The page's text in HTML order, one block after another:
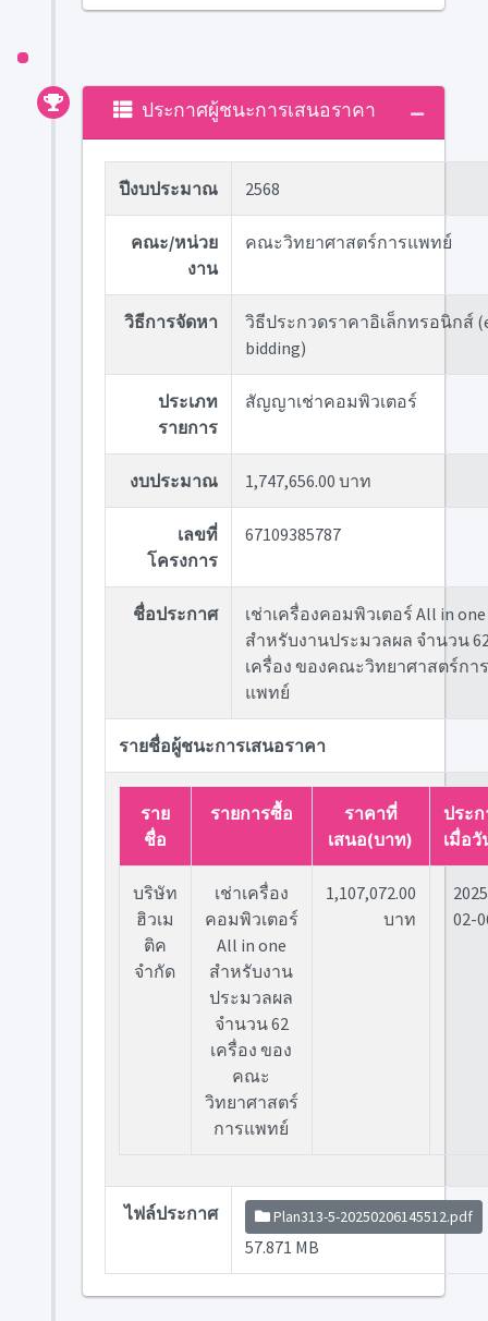
ประกาศผู้ชนะการเสนอราคา
ปีงบประมาณ 2568
คณะ/หน่วย
งาน
คณะวิทยาศาสตร์การแพทย์
วิธีการจัดหา
วิธีประกวดราคาอิเล็กทรอนิกส์
bidding)
ประเภท
รายการ
สัญญาเช่าคอมพิวเตอร์
งบประมาณ 1,747,656.00 บาท
เลขที่
โครงการ
67109385787
ชื่อประกาศ
เช่าเครื่องคอมพิวเตอร์ All in one
สำหรับงานประมวลผล จำนวน
เครื่อง ของคณะวิทยาศาสตร์การ
แพทย์
รายชื่อผู้ชนะการเสนอราคา
ราย
ชื่อ
รายการซื้อ
ราคาที่
เสนอ(บาท)
ประ
เมื่อ
บริษัท
ฮิวเม
ติค
จำกัด
เช่าเครื่อง
คอมพิวเตอร์
All in one
สำหรับงาน
ประมวลผล
จำนวน 62
เครื่อง ของ
คณะ
วิทยาศาสตร์
การแพทย์
1,107,072.00
บาท
02-
ไฟล์ประกาศ Plan313-5-20250206145512.pdf
57.871 MB